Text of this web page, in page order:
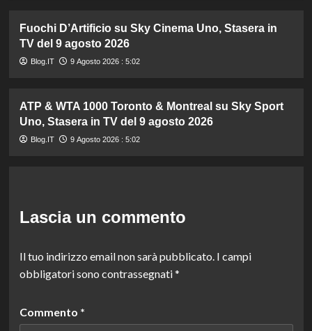
Fuochi D’Artificio su Sky Cinema Uno, Stasera in
TV del 9 agosto 2026
Blog.IT 9 Agosto 2026 : 5:02
ATP & WTA 1000 Toronto & Montreal su Sky Sport
Uno, Stasera in TV del 9 agosto 2026
Blog.IT 9 Agosto 2026 : 5:02
Lascia un commento
Il tuo indirizzo email non sarà pubblicato. I campi
obbligatori sono contrassegnati*
Commento *